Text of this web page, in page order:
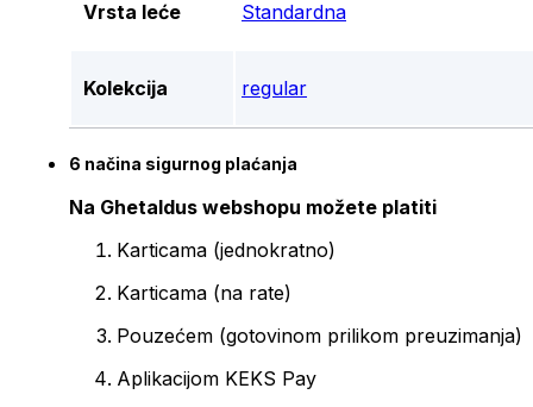
Vrsta leće Standardna
Kolekcija regular
6 načina sigurnog plaćanja
Na Ghetaldus webshopu možete platiti
Karticama (jednokratno)
Karticama (na rate)
Pouzećem (gotovinom prilikom preuzimanja)
Aplikacijom KEKS Pay